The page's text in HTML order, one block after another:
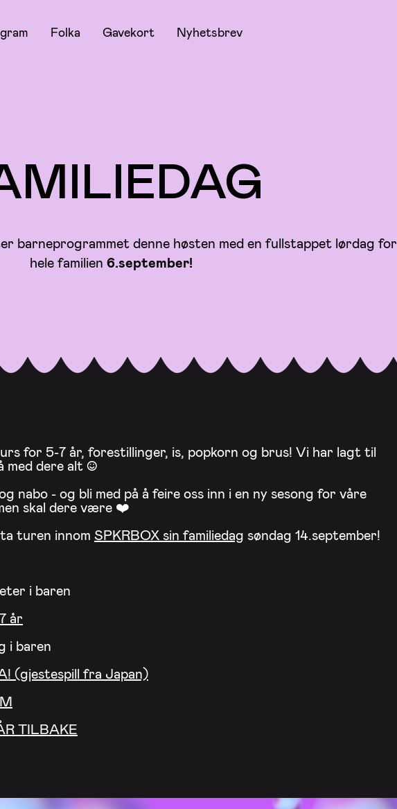
Folka Gavekort Nyhetsbrev
barneprogrammet denne høsten med en fullstappet lørdag for
hele familien 6.september!
for 5-7 år, forestillinger, is, popkorn og brus! Vi har lagt til
med dere alt :)
nabo - og bli med på å feire oss inn i en ny sesong for våre
skal dere være ❤️
turen innom SPKRBOX sin familiedag søndag 14.september!
i baren
år
i baren
(gjestespill fra Japan)
TILBAKE